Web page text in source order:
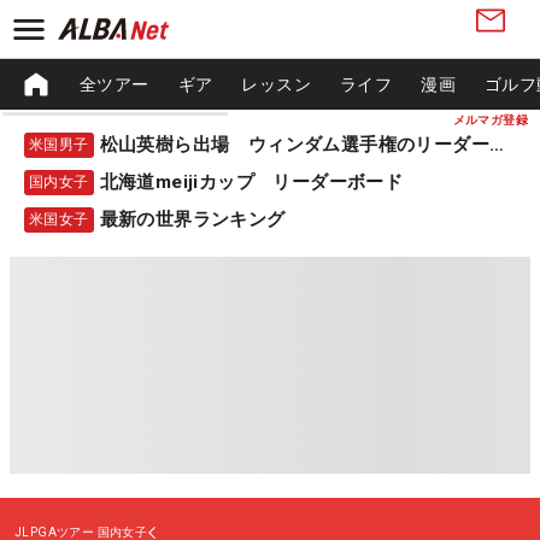
メルマガ登録
全ツアー ギア レッスン ライフ 漫画 ゴル
米国男子 松山英樹ら出場 ウィンダム選手権のリーダーボード
国内女子 北海道meijiカップ リーダーボード
米国女子 最新の世界ランキング
JLPGAツアー 国内女子